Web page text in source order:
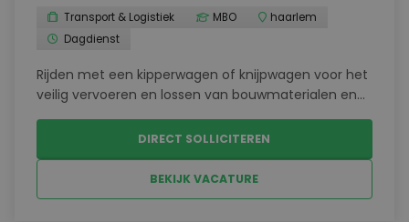
Transport & Logistiek MBO
haarlem
Dagdienst
Rijden met een kipperwagen of knijpwagen voor het
veilig vervoeren en lossen van bouwmaterialen en
grondstoffen.Vervoeren van vracht naar
verschillende bouwlocaties in de regio
Haarlem.Secuur werken op lastig bereikbare plekken,
DIRECT SOLLICITEREN
BEKIJK VACATURE